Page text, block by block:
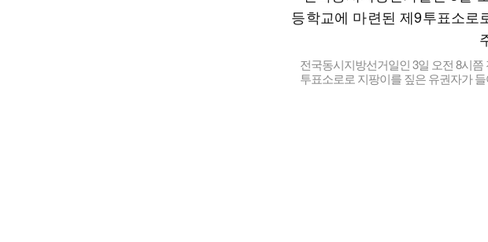
전국동시지방선거일인 3일 오전 8시
투표소로로 지팡이를 짚은 유권자가